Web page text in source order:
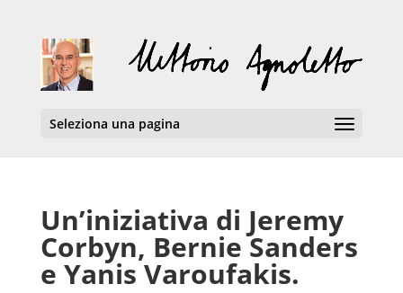
Seleziona una pagina
Un’iniziativa di Jeremy
Corbyn, Bernie Sanders
e Yanis Varoufakis.